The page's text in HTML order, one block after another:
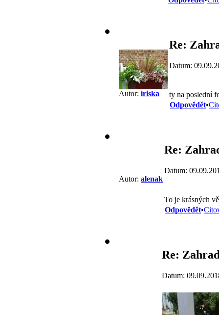
Autor: iriska
Re:
Datum:
ty na poslední
Odpovědět•
Autor: alenak
Re:
Datum:
To je krásných
Odpovědět•
Re:
Datum: